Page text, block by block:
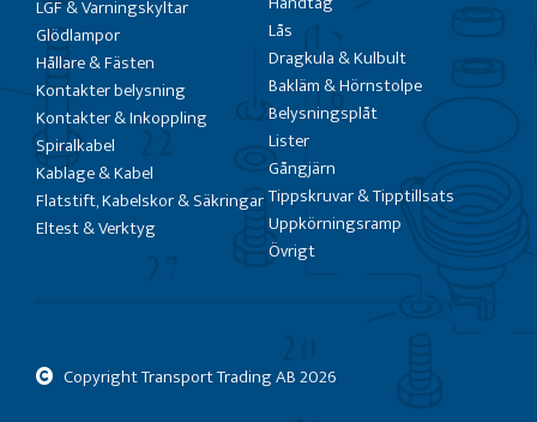
LGF & Varningskyltar
Glödlampor
Hållare & Fästen
Kontakter belysning
Kontakter & Inkoppling
Spiralkabel
Kablage & Kabel
Flatstift, Kabelskor & Säkringar
Eltest & Verktyg
Lås
Dragkula & Kulbult
Bakläm & Hörnstolpe
Belysningsplåt
Lister
Gångjärn
Tippskruvar & Tipptillsats
Uppkörningsramp
Övrigt
Copyright Transport Trading AB2026